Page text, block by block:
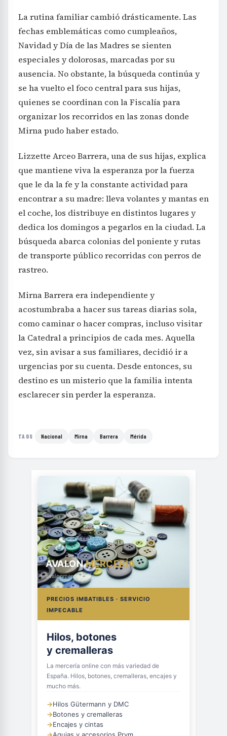
La rutina familiar cambió drásticamente. Las
fechas emblemáticas como cumpleaños,
Navidad y Día de las Madres se sienten
especiales y dolorosas, marcadas por su
ausencia. No obstante, la búsqueda continúa y
se ha vuelto el foco central para sus hijas,
quienes se coordinan con la Fiscalía para
organizar los recorridos en las zonas donde
Mirna pudo haber estado.
Lizzette Arceo Barrera, una de sus hijas, explica
que mantiene viva la esperanza por la fuerza
que le da la fe y la constante actividad para
encontrar a su madre: lleva volantes y mantas en
el coche, los distribuye en distintos lugares y
dedica los domingos a pegarlos en la ciudad. La
búsqueda abarca colonias del poniente y rutas
de transporte público recorridas con perros de
rastreo.
Mirna Barrera era independiente y
acostumbraba a hacer sus tareas diarias sola,
como caminar o hacer compras, incluso visitar
la Catedral a principios de cada mes. Aquella
vez, sin avisar a sus familiares, decidió ir a
urgencias por su cuenta. Desde entonces, su
destino es un misterio que la familia intenta
esclarecer sin perder la esperanza.
TAGS Nacional Mirna Barrera Mérida
AVALONMERCERÍA
avalonmerceria.es
PRECIOS IMBATIBLES · SERVICIO
IMPECABLE
Hilos, botones
y cremalleras
La mercería online con más variedad de
España. Hilos, botones, cremalleras, encajes y
mucho más.
→Hilos Gütermann y DMC
→Botones y cremalleras
→Encajes y cintas
→Agujas y accesorios Prym